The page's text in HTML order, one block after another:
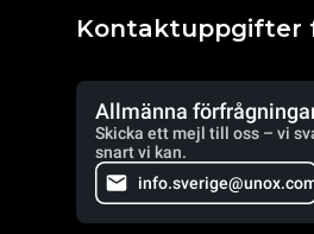
Kontaktuppgifter
Allmänna
Skicka ett mejl till oss – vi
snart vi kan.